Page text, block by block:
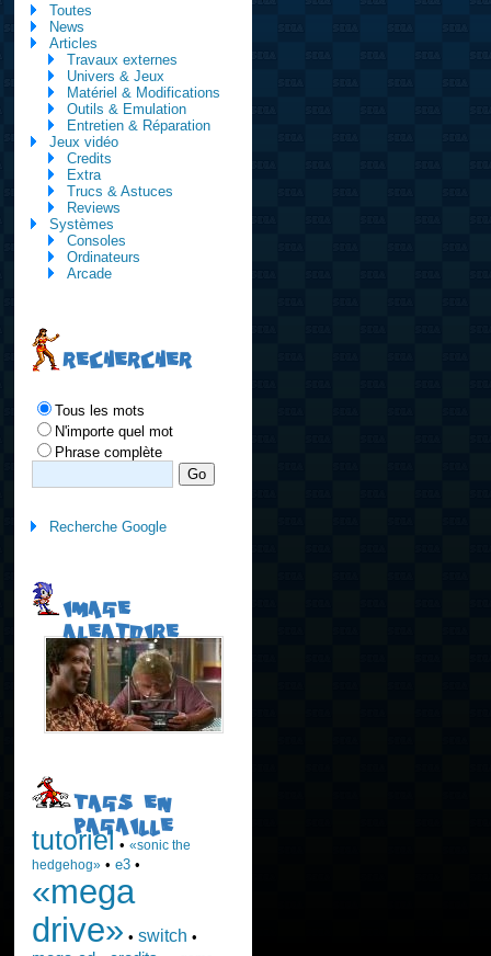
Toutes
News
Articles
Travaux externes
Univers & Jeux
Matériel & Modifications
Outils & Emulation
Entretien & Réparation
Jeux vidéo
Credits
Extra
Trucs & Astuces
Reviews
Systèmes
Consoles
Ordinateurs
Arcade
RECHERCHER
Tous les mots
N'importe quel mot
Phrase complète
Recherche Google
IMAGE
ALEATOIRE
TAGS EN
PAGAILLE
tutoriel • «sonic the
hedgehog»• e3•
«mega
drive» • switch •